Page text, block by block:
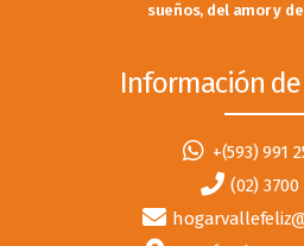
sueños, del amor y
Información
+(593) 991
(02) 3700